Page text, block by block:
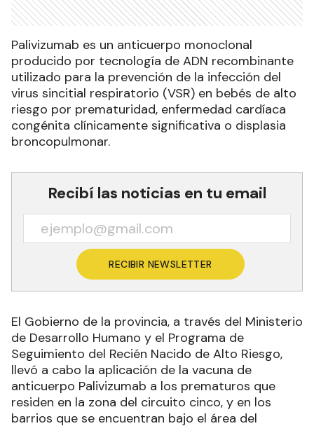
Palivizumab es un anticuerpo monoclonal
producido por tecnología de ADN recombinante
utilizado para la prevención de la infección del
virus sincitial respiratorio (VSR) en bebés de alto
riesgo por prematuridad, enfermedad cardíaca
congénita clínicamente significativa o displasia
broncopulmonar.
Recibí las noticias en tu email
RECIBIR NEWSLETTER
El Gobierno de la provincia, a través del Ministerio
de Desarrollo Humano y el Programa de
Seguimiento del Recién Nacido de Alto Riesgo,
llevó a cabo la aplicación de la vacuna de
anticuerpo Palivizumab a los prematuros que
residen en la zona del circuito cinco, y en los
barrios que se encuentran bajo el área del